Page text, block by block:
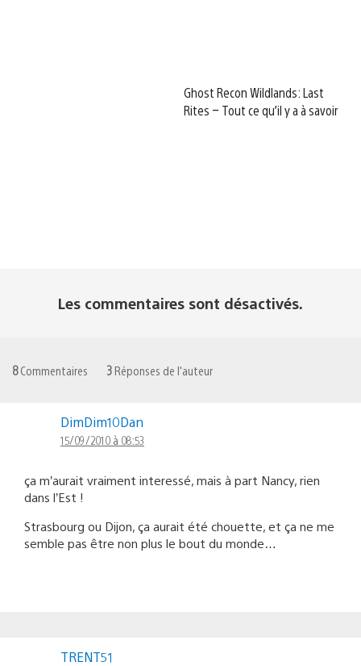
Ghost Recon Wildlands: Last
Rites – Tout ce qu’il y a à savoir
Les commentaires sont désactivés.
8Commentaires 3 Réponses de l'auteur
DimDim10Dan
15/09/2010 à 08:53
ça m’aurait vraiment interessé, mais à part Nancy, rien
dans l’Est !
Strasbourg ou Dijon, ça aurait été chouette, et ça ne me
semble pas être non plus le bout du monde…
TRENT51